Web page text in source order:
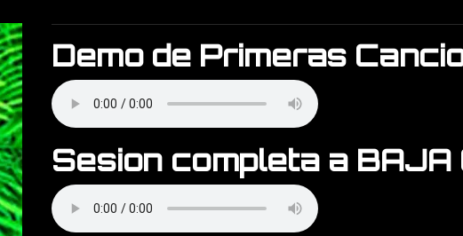
Demo de Primeras
Sesion completa a BAJA